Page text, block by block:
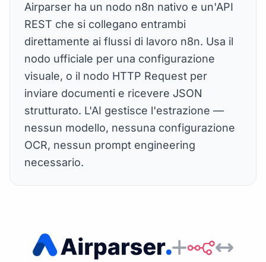
Airparser ha un nodo n8n nativo e un'API
REST che si collegano entrambi
direttamente ai flussi di lavoro n8n. Usa il
nodo ufficiale per una configurazione
visuale, o il nodo HTTP Request per
inviare documenti e ricevere JSON
strutturato. L'AI gestisce l'estrazione —
nessun modello, nessuna configurazione
OCR, nessun prompt engineering
necessario.